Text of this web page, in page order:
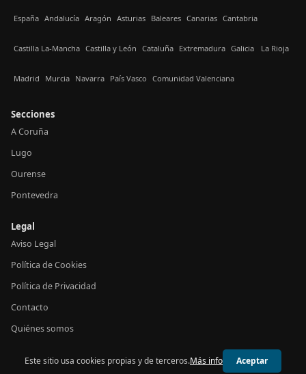
España Andalucía Aragón Asturias Baleares Canarias Cantabria
Castilla La-Mancha Castilla y León Cataluña Extremadura Galicia La Rioja
Madrid Murcia Navarra País Vasco Comunidad Valenciana
Secciones
A Coruña
Lugo
Ourense
Pontevedra
Legal
Aviso Legal
Política de Cookies
Política de Privacidad
Contacto
Quiénes somos
© 2026 24h Galicia
Este sitio usa cookies propias y de terceros.Más info Aceptar